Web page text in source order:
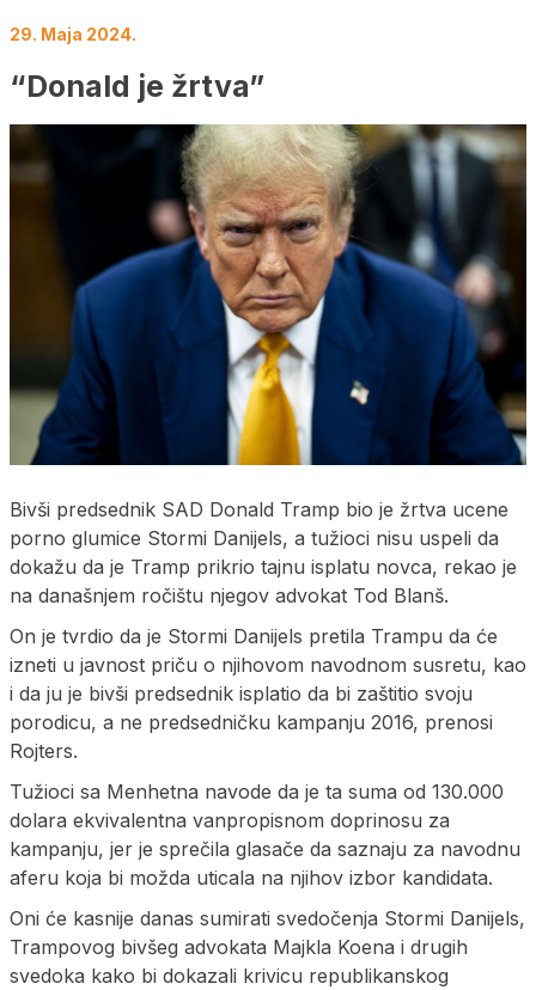
29. Maja 2024.
“Donald je žrtva”
Bivši predsednik SAD Donald Tramp bio je žrtva ucene
porno glumice Stormi Danijels, a tužioci nisu uspeli da
dokažu da je Tramp prikrio tajnu isplatu novca, rekao je
na današnjem ročištu njegov advokat Tod Blanš.
On je tvrdio da je Stormi Danijels pretila Trampu da će
izneti u javnost priču o njihovom navodnom susretu, kao
i da ju je bivši predsednik isplatio da bi zaštitio svoju
porodicu, a ne predsedničku kampanju 2016, prenosi
Rojters.
Tužioci sa Menhetna navode da je ta suma od 130.000
dolara ekvivalentna vanpropisnom doprinosu za
kampanju, jer je sprečila glasače da saznaju za navodnu
aferu koja bi možda uticala na njihov izbor kandidata.
Oni će kasnije danas sumirati svedočenja Stormi Danijels,
Trampovog bivšeg advokata Majkla Koena i drugih
svedoka kako bi dokazali krivicu republikanskog